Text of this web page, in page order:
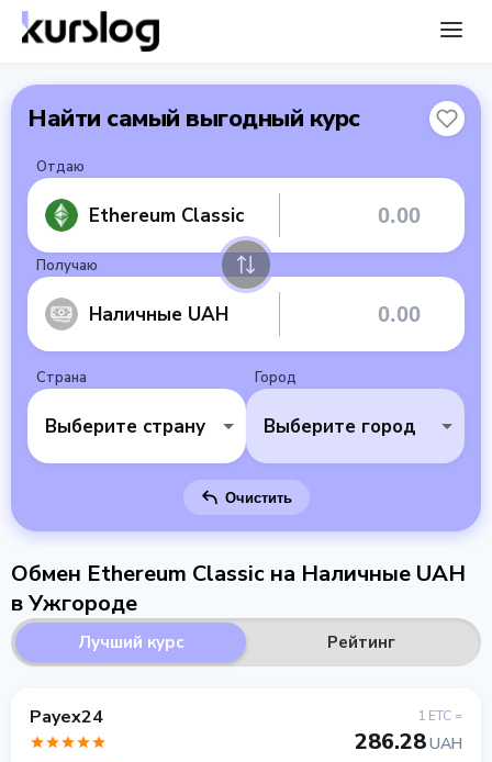
Найти самый выгодный курс
Отдаю
Ethereum Classic
Получаю
Наличные UAH
Страна
Выберите страну
Город
Выберите город
Очистить
Обмен Ethereum Classic на Наличные UAH
в Ужгороде
Лучший курс Рейтинг
Payex24 1 ETC =
286.28UAH